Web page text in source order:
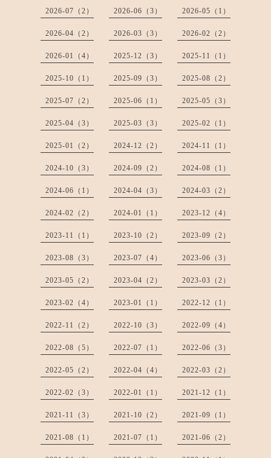
2026-07（2） 2026-06（3） 2026-05（1）
2026-04（2） 2026-03（3） 2026-02（2）
2026-01（4） 2025-12（3） 2025-11（1）
2025-10（1） 2025-09（3） 2025-08（2）
2025-07（2） 2025-06（1） 2025-05（3）
2025-04（3） 2025-03（3） 2025-02（1）
2025-01（2） 2024-12（2） 2024-11（1）
2024-10（3） 2024-09（2） 2024-08（1）
2024-06（1） 2024-04（3） 2024-03（2）
2024-02（2） 2024-01（1） 2023-12（4）
2023-11（1） 2023-10（2） 2023-09（2）
2023-08（3） 2023-07（4） 2023-06（3）
2023-05（2） 2023-04（2） 2023-03（2）
2023-02（4） 2023-01（1） 2022-12（1）
2022-11（2） 2022-10（3） 2022-09（4）
2022-08（5） 2022-07（1） 2022-06（3）
2022-05（2） 2022-04（4） 2022-03（2）
2022-02（3） 2022-01（1） 2021-12（1）
2021-11（3） 2021-10（2） 2021-09（1）
2021-08（1） 2021-07（1） 2021-06（2）